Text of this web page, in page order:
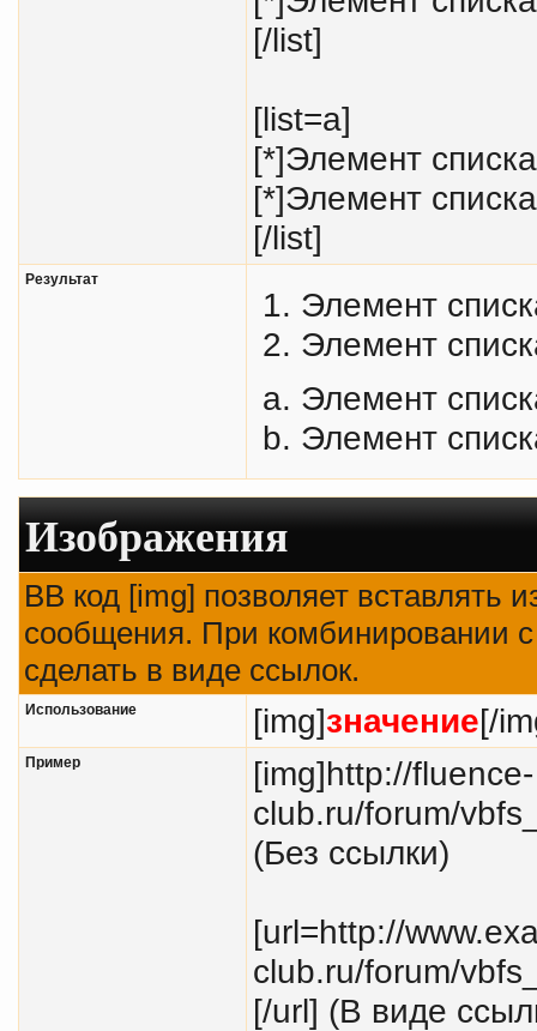
[/list]
[list=a]
[*]Элемент
[*]Элемент
[/list]
Результат
Элемент
Элемент
Элемент
Элемент
Изображения
BB код [img] позволяет вставлять
сообщения. При комбинировании
сделать в виде ссылок.
Использование [img]значение[/
Пример
[img]http://fluence-
club.ru/forum/
(Без ссылки)
[url=http://
club.ru/forum/
[/url] (В виде